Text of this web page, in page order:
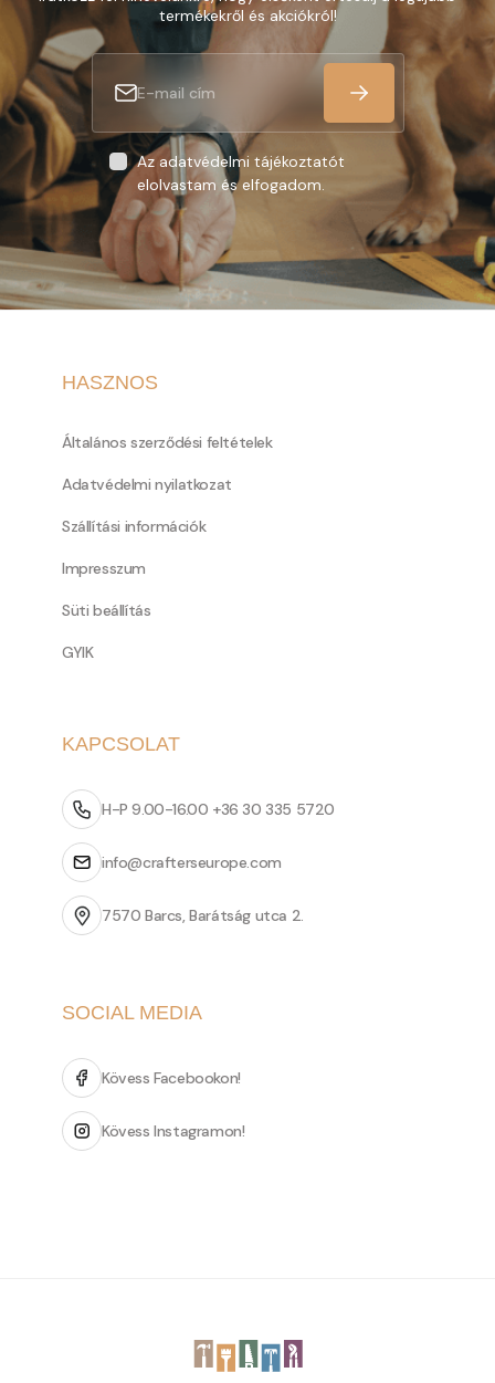
termékekről és akciókról!
Az adatvédelmi tájékoztatót
elolvastam és elfogadom.
HASZNOS
Általános szerződési feltételek
Adatvédelmi nyilatkozat
Szállítási információk
Impresszum
Süti beállítás
GYIK
KAPCSOLAT
H-P 9.00-16.00 +36 30 335 5720
info@crafterseurope.com
7570 Barcs, Barátság utca 2.
SOCIAL MEDIA
Kövess Facebookon!
Kövess Instagramon!